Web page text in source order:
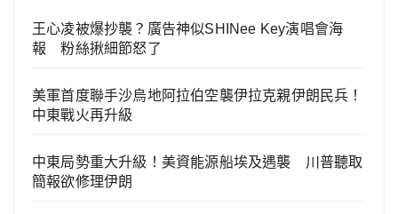
王心凌被爆抄襲？廣告神似SHINee Key演唱會海
報 粉絲揪細節怒了
美軍首度聯手沙烏地阿拉伯空襲伊拉克親伊朗民兵！
中東戰火再升級
中東局勢重大升級！美資能源船埃及遇襲 川普聽取
簡報欲修理伊朗